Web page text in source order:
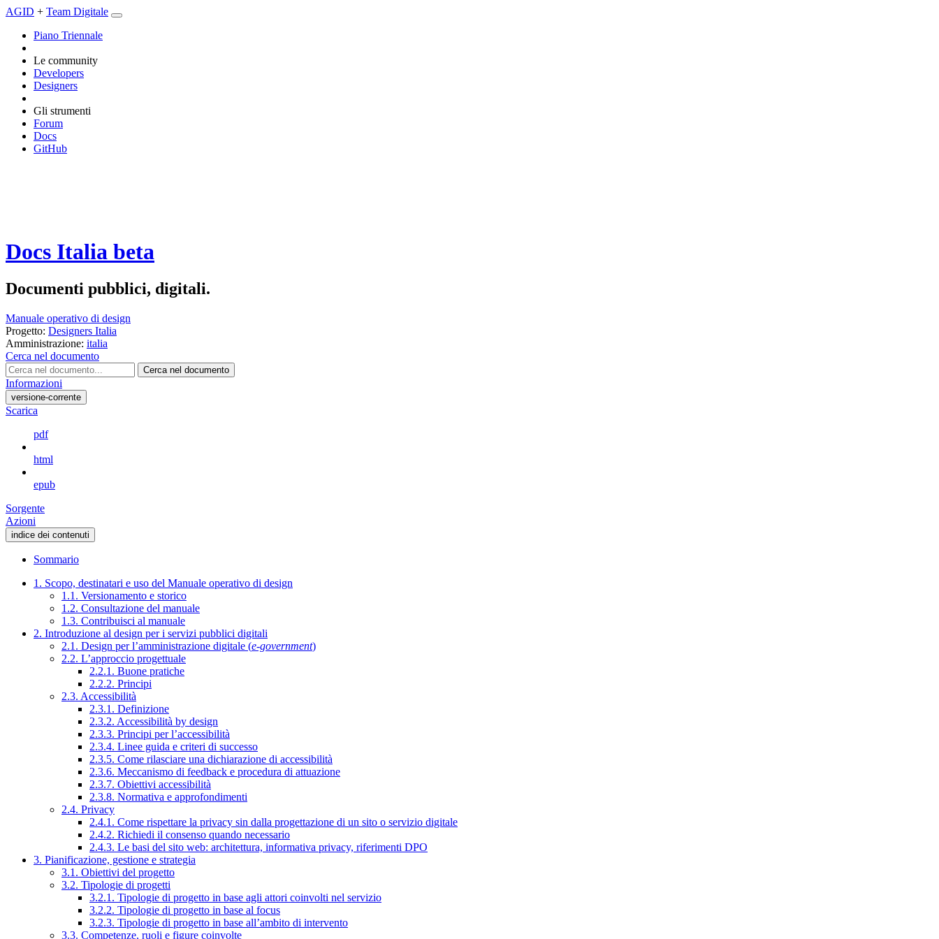
AGID + Team Digitale
Piano Triennale
Le community
Developers
Designers
Gli strumenti
Forum
Docs
GitHub
Docs Italia beta
Documenti pubblici, digitali.
Manuale operativo di design
Progetto: Designers Italia
Amministrazione: italia
Cerca nel documento
Cerca nel documento
Informazioni
versione-corrente
Scarica
pdf
html
epub
Sorgente
Azioni
indice dei contenuti
Sommario
1. Scopo, destinatari e uso del Manuale operativo di design
1.1. Versionamento e storico
1.2. Consultazione del manuale
1.3. Contribuisci al manuale
2. Introduzione al design per i servizi pubblici digitali
2.1. Design per l’amministrazione digitale (e-government)
2.2. L’approccio progettuale
2.2.1. Buone pratiche
2.2.2. Principi
2.3. Accessibilità
2.3.1. Definizione
2.3.2. Accessibilità by design
2.3.3. Principi per l’accessibilità
2.3.4. Linee guida e criteri di successo
2.3.5. Come rilasciare una dichiarazione di accessibilità
2.3.6. Meccanismo di feedback e procedura di attuazione
2.3.7. Obiettivi accessibilità
2.3.8. Normativa e approfondimenti
2.4. Privacy
2.4.1. Come rispettare la privacy sin dalla progettazione di un sito o servizio digitale
2.4.2. Richiedi il consenso quando necessario
2.4.3. Le basi del sito web: architettura, informativa privacy, riferimenti DPO
3. Pianificazione, gestione e strategia
3.1. Obiettivi del progetto
3.2. Tipologie di progetti
3.2.1. Tipologie di progetto in base agli attori coinvolti nel servizio
3.2.2. Tipologie di progetto in base al focus
3.2.3. Tipologie di progetto in base all’ambito di intervento
3.3. Competenze, ruoli e figure coinvolte